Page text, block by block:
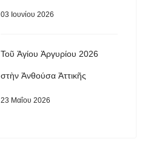
03 Ιουνίου 2026
Τοῦ Ἁγίου Ἀργυρίου 2026
στὴν Ἀνθούσα Ἀττικῆς
23 Μαΐου 2026